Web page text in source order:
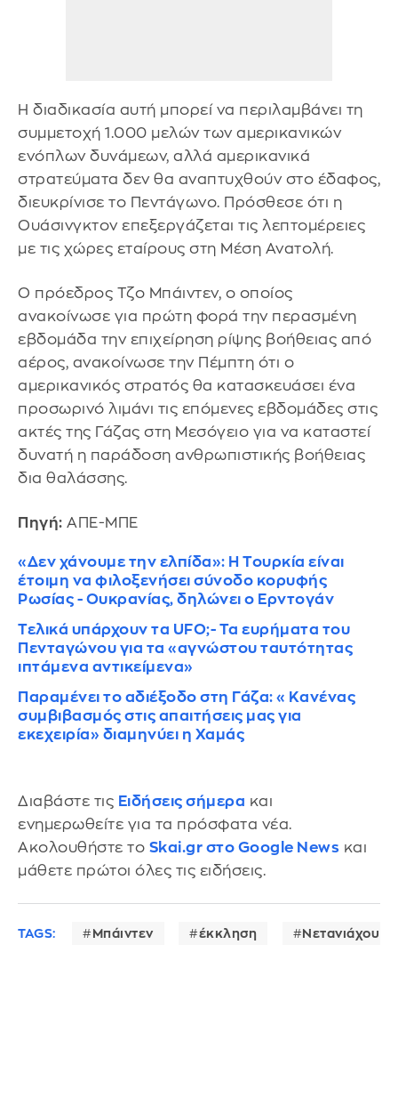
Η διαδικασία αυτή μπορεί να περιλαμβάνει τη
συμμετοχή 1.000 μελών των αμερικανικών
ενόπλων δυνάμεων, αλλά αμερικανικά
στρατεύματα δεν θα αναπτυχθούν στο έδαφος,
διευκρίνισε το Πεντάγωνο. Πρόσθεσε ότι η
Ουάσινγκτον επεξεργάζεται τις λεπτομέρειες
με τις χώρες εταίρους στη Μέση Ανατολή.
Ο πρόεδρος Τζο Μπάιντεν, ο οποίος
ανακοίνωσε για πρώτη φορά την περασμένη
εβδομάδα την επιχείρηση ρίψης βοήθειας από
αέρος, ανακοίνωσε την Πέμπτη ότι ο
αμερικανικός στρατός θα κατασκευάσει ένα
προσωρινό λιμάνι τις επόμενες εβδομάδες στις
ακτές της Γάζας στη Μεσόγειο για να καταστεί
δυνατή η παράδοση ανθρωπιστικής βοήθειας
δια θαλάσσης.
Πηγή: ΑΠΕ-ΜΠΕ
«Δεν χάνουμε την ελπίδα»: Η Τουρκία είναι
έτοιμη να φιλοξενήσει σύνοδο κορυφής
Ρωσίας - Ουκρανίας, δηλώνει ο Ερντογάν
Τελικά υπάρχουν τα UFO;- Τα ευρήματα του
Πενταγώνου για τα «αγνώστου ταυτότητας
ιπτάμενα αντικείμενα»
Παραμένει το αδιέξοδο στη Γάζα: «Κανένας
συμβιβασμός στις απαιτήσεις μας για
εκεχειρία» διαμηνύει η Χαμάς
Διαβάστε τις Ειδήσεις σήμερα και
ενημερωθείτε για τα πρόσφατα νέα.
Ακολουθήστε το Skai.gr στο Google News και
μάθετε πρώτοι όλες τις ειδήσεις.
TAGS: Μπάιντεν έκκληση Νετανιάχου